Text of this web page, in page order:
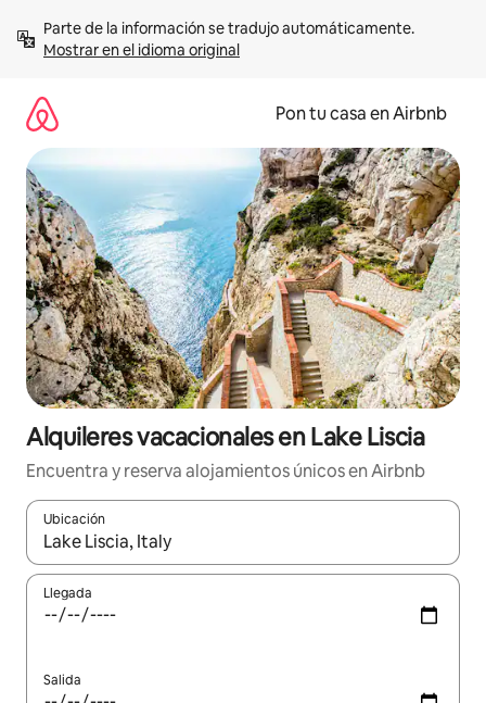
contenidoMostrar en el idioma original
Pon tu casa en Airbnb
Alquileres vacacionales en Lake Liscia
Encuentra y reserva alojamientos únicos en Airbnb
Ubicación
Cuando los resultados estén disponibles, navega con las
Llegada
Salida